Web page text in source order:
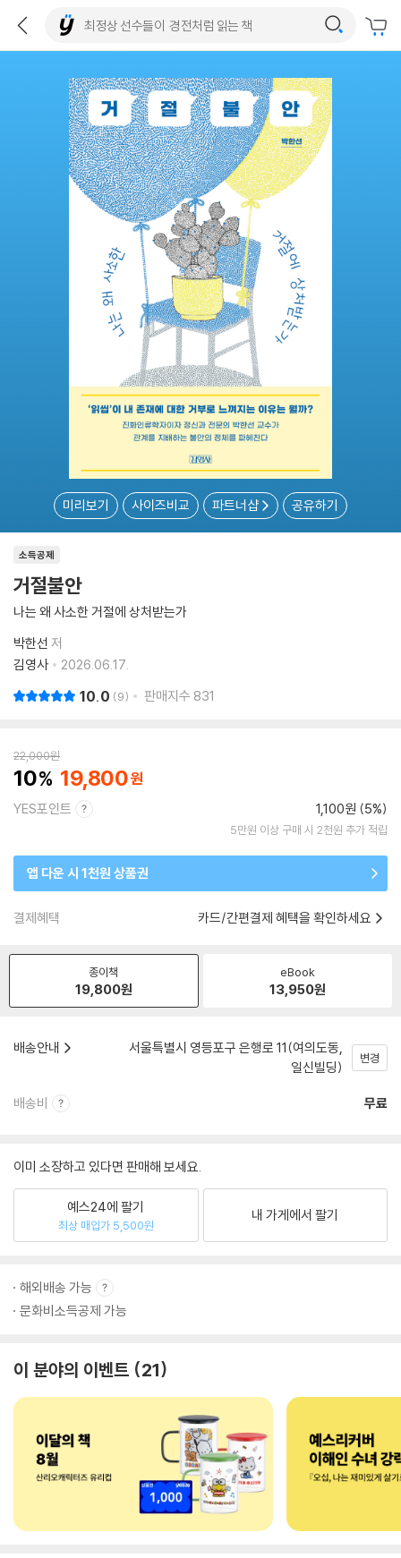
미리보기 사이즈비교 파트너샵 공유하기
소득공제
거절불안
나는 왜 사소한 거절에 상처받는가
박한선 저
김영사
2026.06.17.
10.0 9 판매지수 831
22,000원
10 19,800
YES포인트 1,100원 (5%)
5만원 이상 구매 시 2천원 추가 적립
앱 다운 시 1천원 상품권
결제혜택 카드/간편결제 혜택을 확인하세요
종이책
19,800원
eBook
13,950원
배송안내
서울특별시 영등포구 은행로 11(여의도동,
일신빌딩)
변경
배송비 무료
이미 소장하고 있다면 판매해 보세요.
예스24에 팔기
최상 매입가 5,500원
내 가게에서 팔기
해외배송 가능
문화비소득공제 가능
이 분야의 이벤트 21